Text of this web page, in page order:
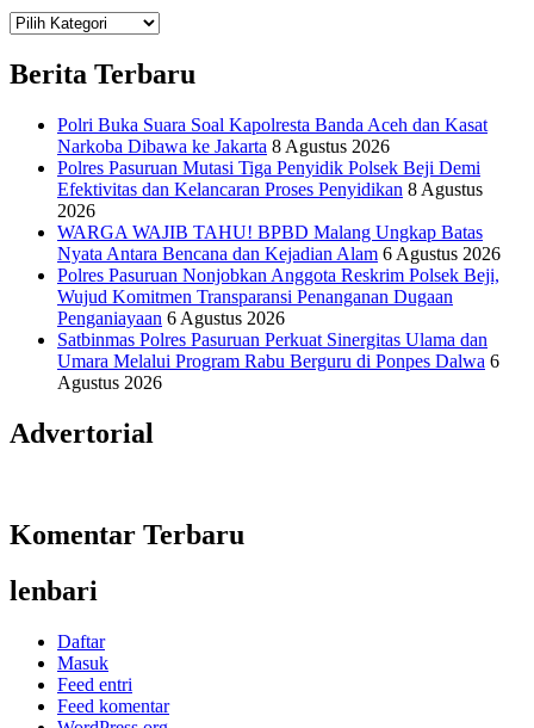
Teknologi
Berita Terbaru
Polri Buka Suara Soal Kapolresta Banda Aceh dan Kasat
Narkoba Dibawa ke Jakarta 8 Agustus 2026
Polres Pasuruan Mutasi Tiga Penyidik Polsek Beji Demi
Efektivitas dan Kelancaran Proses Penyidikan 8 Agustus
2026
WARGA WAJIB TAHU! BPBD Malang Ungkap Batas
Nyata Antara Bencana dan Kejadian Alam 6 Agustus 2026
Polres Pasuruan Nonjobkan Anggota Reskrim Polsek Beji,
Wujud Komitmen Transparansi Penanganan Dugaan
Penganiayaan 6 Agustus 2026
Satbinmas Polres Pasuruan Perkuat Sinergitas Ulama dan
Umara Melalui Program Rabu Berguru di Ponpes Dalwa 6
Agustus 2026
Advertorial
Komentar Terbaru
lenbari
Daftar
Masuk
Feed entri
Feed komentar